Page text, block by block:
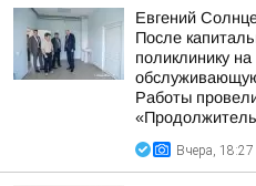
Евгений
После
поликлинику
Работы
Вчера, 18:27